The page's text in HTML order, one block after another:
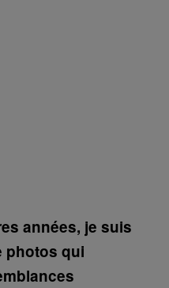
années, je suis
photos qui